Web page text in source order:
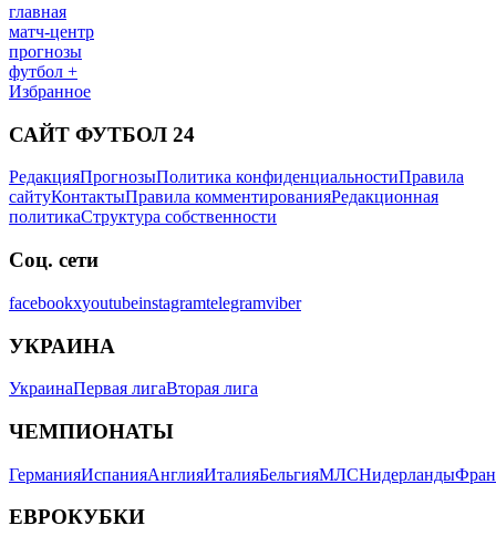
главная
матч-центр
прогнозы
футбол +
Избранное
САЙТ ФУТБОЛ 24
РедакцияПрогнозыПолитика конфиденциальностиПравила
сайтуКонтактыПравила комментированияРедакционная
политикаСтруктура собственности
Соц. сети
facebookxyoutubeinstagramtelegramviber
УКРАИНА
УкраинаПервая лигаВторая лига
ЧЕМПИОНАТЫ
ГерманияИспанияАнглияИталияБельгияМЛСНидерланды
ЕВРОКУБКИ